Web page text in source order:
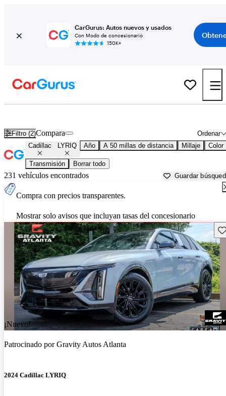
CarGurus: Autos nuevos y usados
Con Modo de concesionario
150K+
Filtro (2) Ordenar
Compara
Cadillac LYRIQ Año A 50 millas de distancia Millaje Color
Transmisión Borrar todo
231 vehículos encontrados Guardar
Compra con precios transparentes.
Mostrar solo avisos que incluyan tasas del concesionario
¡Nuevo!
Patrocinado porGravity Autos Atlanta
2024 Cadillac LYRIQ